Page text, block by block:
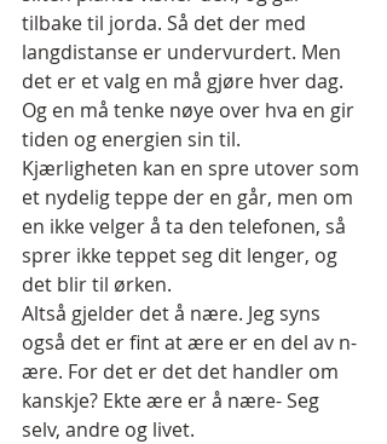
tilbake til jorda. Så det der med
langdistanse er undervurdert. Men
det er et valg en må gjøre hver dag.
Og en må tenke nøye over hva en gir
tiden og energien sin til.
Kjærligheten kan en spre utover som
et nydelig teppe der en går, men om
en ikke velger å ta den telefonen, så
sprer ikke teppet seg dit lenger, og
det blir til ørken.
Altså gjelder det å nære. Jeg syns
også det er fint at ære er en del av n-
ære. For det er det det handler om
kanskje? Ekte ære er å nære- Seg
selv, andre og livet.